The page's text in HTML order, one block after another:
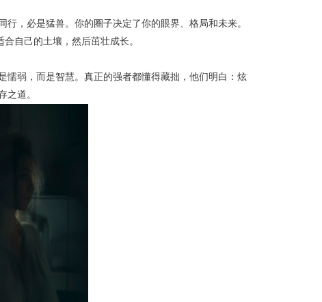
，必是猛兽。你的圈子决定了你的眼界、格局和未来。
自己的土壤，然后茁壮成长。
懦弱，而是智慧。真正的强者都懂得藏拙，他们明白：炫
之道。